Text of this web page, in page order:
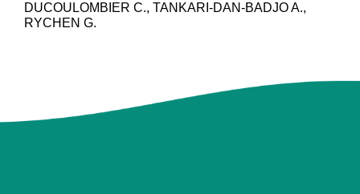
DUCOULOMBIER C., TANKARI-DAN-BADJO A.,
RYCHEN G.